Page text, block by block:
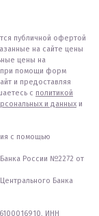
публичной офертой
на сайте цены
цены на
при помощи форм
и предоставляя
с политикой
и данных и
с помощью
России №2272 от
Банка
ИНН